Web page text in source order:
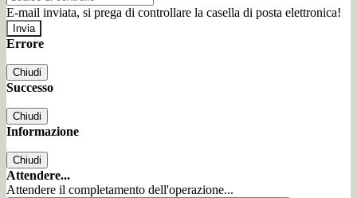
E-mail inviata, si prega di controllare la casella di posta elettronica!
Errore
Chiudi
Successo
Chiudi
Informazione
Chiudi
Attendere...
Attendere il completamento dell'operazione...